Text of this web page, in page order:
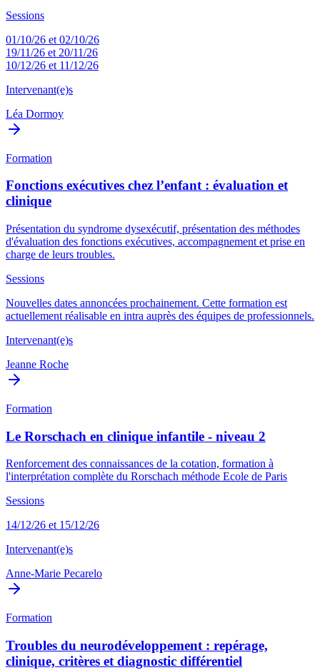
Sessions
01/10/26 et 02/10/26
19/11/26 et 20/11/26
10/12/26 et 11/12/26
Intervenant(e)s
Léa Dormoy
Formation
Fonctions exécutives chez l’enfant : évaluation et
clinique
Présentation du syndrome dysexécutif, présentation des méthodes
d'évaluation des fonctions exécutives, accompagnement et prise en
charge de leurs troubles.
Sessions
Nouvelles dates annoncées prochainement. Cette formation est
actuellement réalisable en intra auprès des équipes de professionnels.
Intervenant(e)s
Jeanne Roche
Formation
Le Rorschach en clinique infantile - niveau 2
Renforcement des connaissances de la cotation, formation à
l'interprétation complète du Rorschach méthode Ecole de Paris
Sessions
14/12/26 et 15/12/26
Intervenant(e)s
Anne-Marie Pecarelo
Formation
Troubles du neurodéveloppement : repérage,
clinique, critères et diagnostic différentiel